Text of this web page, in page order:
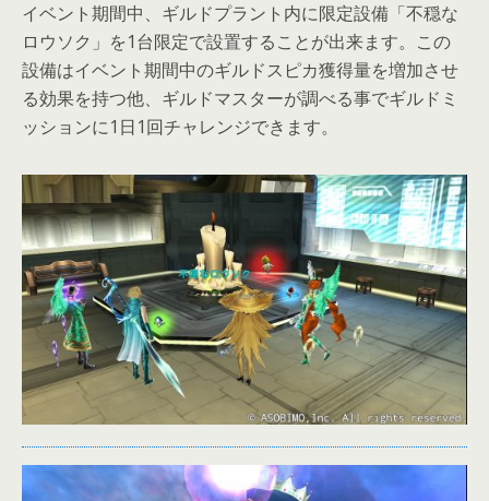
イベント期間中、ギルドプラント内に限定設備「不穏な
ロウソク」を1台限定で設置することが出来ます。この
設備はイベント期間中のギルドスピカ獲得量を増加させ
る効果を持つ他、ギルドマスターが調べる事でギルドミ
ッションに1日1回チャレンジできます。